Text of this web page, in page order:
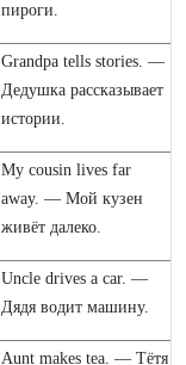
пироги.
Grandpa tells stories. —
Дедушка рассказывает
истории.
My cousin lives far
away. — Мой кузен
живёт далеко.
Uncle drives a car. —
Дядя водит машину.
Aunt makes tea. — Тётя